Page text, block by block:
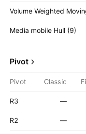
Volume Weighted
Media mobile Hull (9)
Pivot
Pivot Classic
R3 —
R2 —